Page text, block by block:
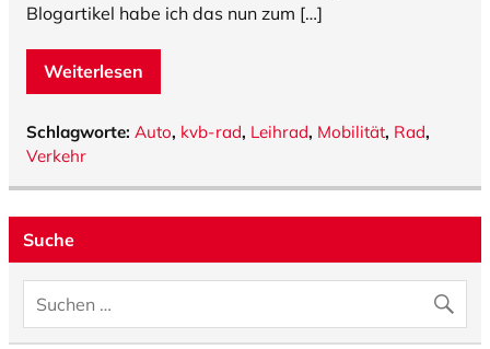
Blogartikel habe ich das nun zum […]
Weiterlesen
Schlagworte: Auto, kvb-rad, Leihrad, Mobilität, Rad,
Verkehr
Suche